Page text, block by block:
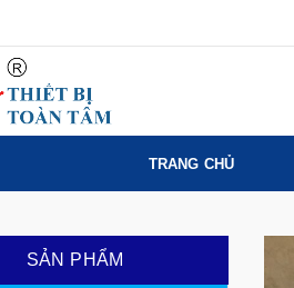
TRANG CHỦ
SẢN PHẨM